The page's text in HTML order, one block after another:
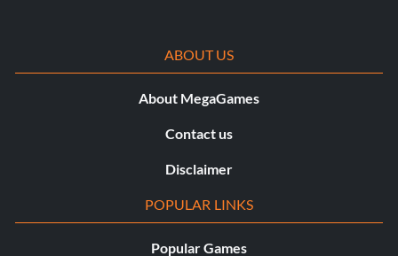
ABOUT US
About MegaGames
Contact us
Disclaimer
POPULAR LINKS
Popular Games